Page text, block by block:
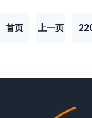
首页 上一页